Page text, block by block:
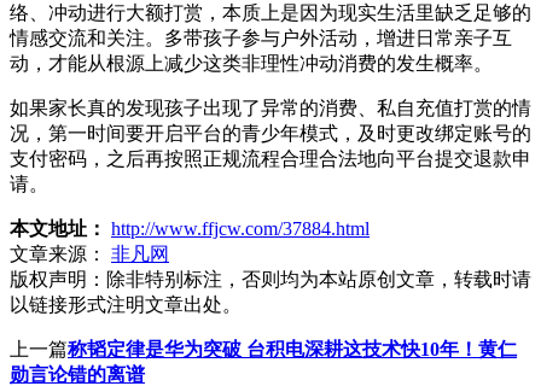
络、冲动进行大额打赏，本质上是因为现实生活里缺乏足够的
情感交流和关注。多带孩子参与户外活动，增进日常亲子互
动，才能从根源上减少这类非理性冲动消费的发生概率。
如果家长真的发现孩子出现了异常的消费、私自充值打赏的情
况，第一时间要开启平台的青少年模式，及时更改绑定账号的
支付密码，之后再按照正规流程合理合法地向平台提交退款申
请。
本文地址： http://www.ffjcw.com/37884.html
文章来源：
非凡网
版权声明： 除非特别标注，否则均为本站原创文章，转载时请
以链接形式注明文章出处。
上一篇称韬定律是华为突破 台积电深耕这技术快10年！黄仁
勋言论错的离谱